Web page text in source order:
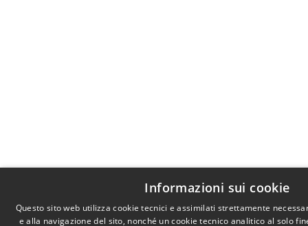
Informazioni sui cookie
Questo sito web utilizza cookie tecnici e assimilati strettamente
e alla navigazione del sito, nonché un cookie tecnico analitico al solo